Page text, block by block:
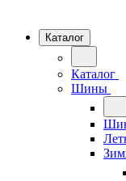
Каталог
Каталог
Шины